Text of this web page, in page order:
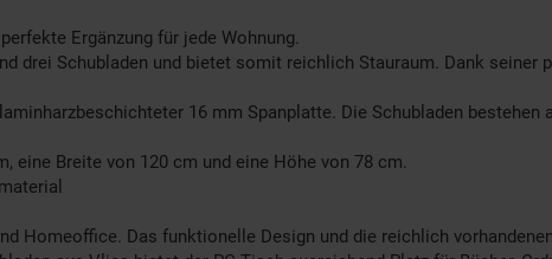
Ergänzung für jede Wohnung.
drei Schubladen und bietet somit reichlich Stauraum. Dank
16 mm Spanplatte. Die Schubladen
eine Breite von 120 cm und eine Höhe von 78 cm.
Homeoffice. Das funktionelle Design und die reichlich